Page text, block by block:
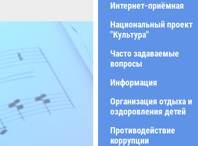
Интернет-приёмная
Национальный проект
"Культура"
Часто задаваемые
вопросы
Информация
Организация отдыха и
оздоровления детей
Противодействие
коррупции